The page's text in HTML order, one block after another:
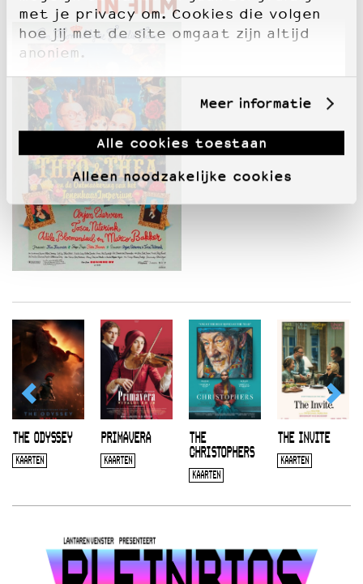
met je privacy om. Cookies die volgen
hoe jij met de site omgaat zijn altijd
anoniem.
Meer informatie
Alle cookies toestaan
Alleen noodzakelijke cookies
THE ODYSSEY
KAARTEN
PRIMAVERA
KAARTEN
THE
CHRISTOPHERS
KAARTEN
THE INVITE
KAARTEN